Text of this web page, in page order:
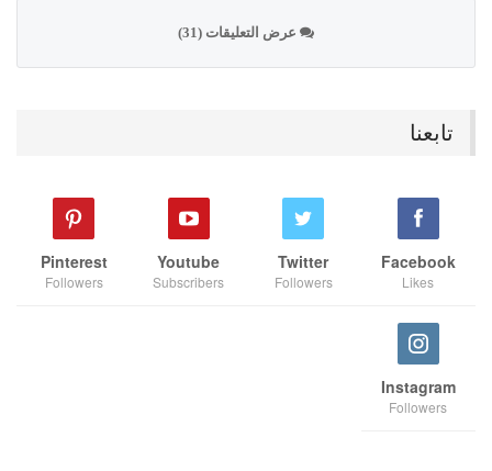
عرض التعليقات (31)
تابعنا
Facebook
Likes
Twitter
Followers
Youtube
Subscribers
Pinterest
Followers
Instagram
Followers